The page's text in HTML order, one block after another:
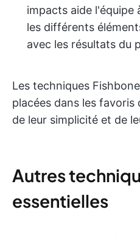
impacts aide l'équipe
les différents
avec les résultats du
Les techniques
placées dans les favoris
de leur simplicité et de
Autres
essentielles